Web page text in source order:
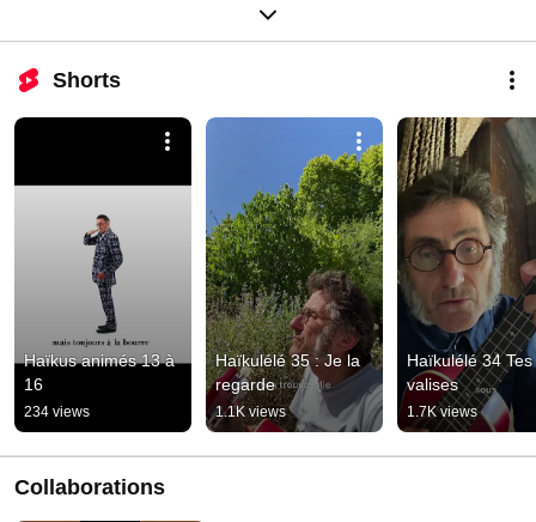
Shorts
Haïkus animés 13 à
16
234 views
Haïkulélé 35 : Je la
regarde
1.1K views
Haïkulélé 34 Tes
valises
1.7K views
Collaborations